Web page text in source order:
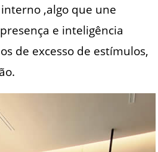
,algo que une
e inteligência
de excesso de estímulos,